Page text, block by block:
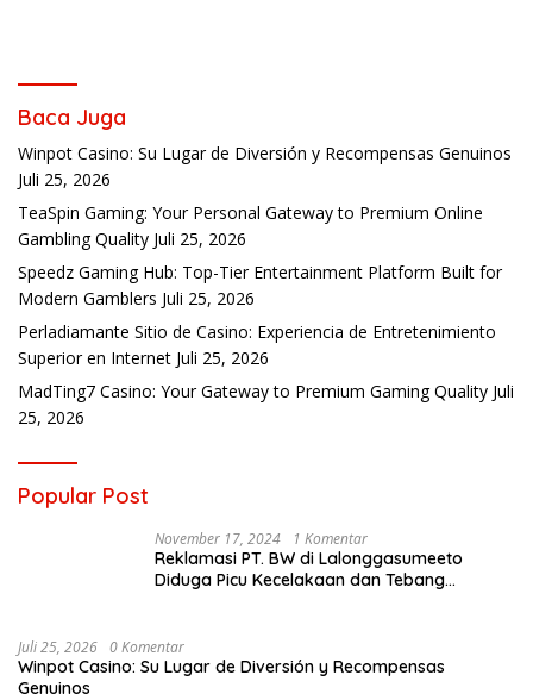
Baca Juga
Winpot Casino: Su Lugar de Diversión y Recompensas Genuinos
Juli 25, 2026
TeaSpin Gaming: Your Personal Gateway to Premium Online
Gambling Quality Juli 25, 2026
Speedz Gaming Hub: Top-Tier Entertainment Platform Built for
Modern Gamblers Juli 25, 2026
Perladiamante Sitio de Casino: Experiencia de Entretenimiento
Superior en Internet Juli 25, 2026
MadTing7 Casino: Your Gateway to Premium Gaming Quality Juli
25, 2026
Popular Post
November 17, 2024 1 Komentar
Reklamasi PT. BW di Lalonggasumeeto
Diduga Picu Kecelakaan dan Tebang
Juli 25, 2026 0 Komentar
Winpot Casino: Su Lugar de Diversión y Recompensas
Genuinos